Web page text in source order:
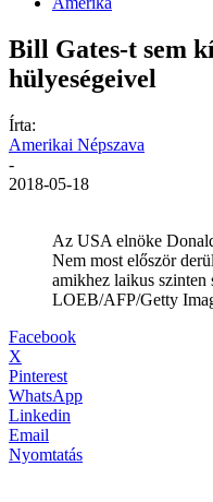
Bill Gates-t sem
hülyeségeivel
Írta:
Amerikai Népszava
-
2018-05-18
Az USA elnöke
Nem most először
amikhez laikus
LOEB/AFP/Getty
Facebook
X
Pinterest
WhatsApp
Linkedin
Email
Nyomtatás